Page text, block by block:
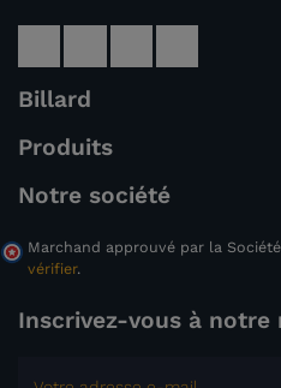
Billard
Produits
Notre société
Marchand approuvé par la
vérifier.
Inscrivez-vous à notre